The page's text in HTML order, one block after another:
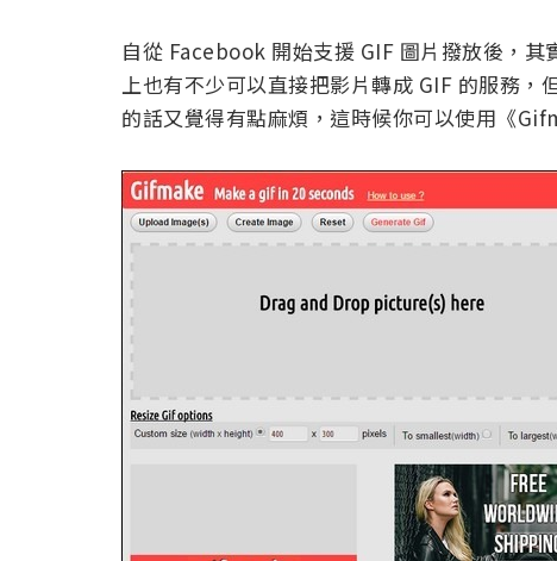
自從 Facebook 開始支援 GIF 圖片撥放後，
上也有不少可以直接把影片轉成 GIF 的服務
的話又覺得有點麻煩，這時候你可以使用《